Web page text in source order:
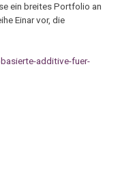
ein breites Portfolio an
Einar vor, die
additive-fuer-